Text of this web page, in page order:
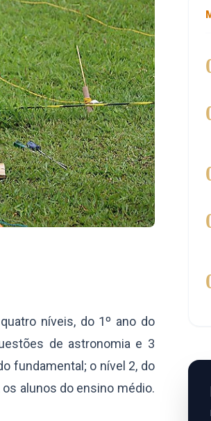
níveis, do 1º ano do
de astronomia e 3
fundamental; o nível 2, do
os alunos do ensino médio.